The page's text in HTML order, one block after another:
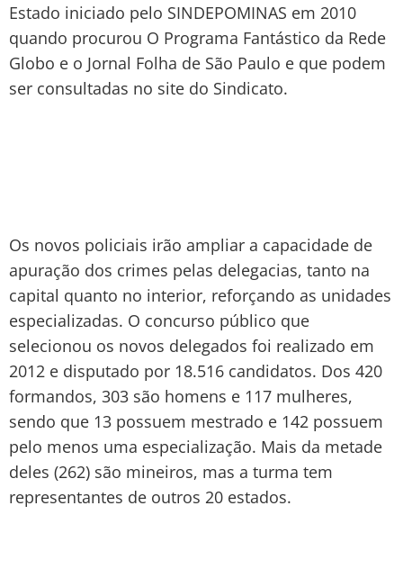
Estado iniciado pelo SINDEPOMINAS em 2010
quando procurou O Programa Fantástico da Rede
Globo e o Jornal Folha de São Paulo e que podem
ser consultadas no site do Sindicato.
Os novos policiais irão ampliar a capacidade de
apuração dos crimes pelas delegacias, tanto na
capital quanto no interior, reforçando as unidades
especializadas. O concurso público que
selecionou os novos delegados foi realizado em
2012 e disputado por 18.516 candidatos. Dos 420
formandos, 303 são homens e 117 mulheres,
sendo que 13 possuem mestrado e 142 possuem
pelo menos uma especialização. Mais da metade
deles (262) são mineiros, mas a turma tem
representantes de outros 20 estados.